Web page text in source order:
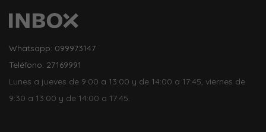
Whatsapp: 099973147
Teléfono: 27169991
Lunes a jueves de 9:00 a 13:00 y de 14:00 a 17:45, viernes de
9:30 a 13:00 y de 14:00 a 17:45.